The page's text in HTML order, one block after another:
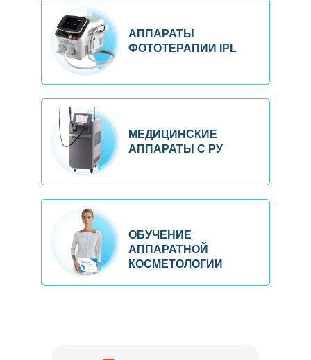
ОБУЧЕНИЕ
АППАРАТНОЙ
КОСМЕТОЛОГИИ
МЕДИЦИНСКИЕ
АППАРАТЫ С РУ
АППАРАТЫ
ФОТОТЕРАПИИ IPL